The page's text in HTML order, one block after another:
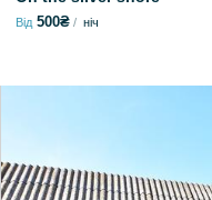
Від 500₴ ніч